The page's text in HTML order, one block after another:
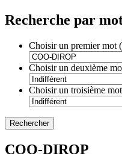
Recherche par
Choisir un premier mot
Choisir un deuxième
Choisir un troisième
COO-DIROP